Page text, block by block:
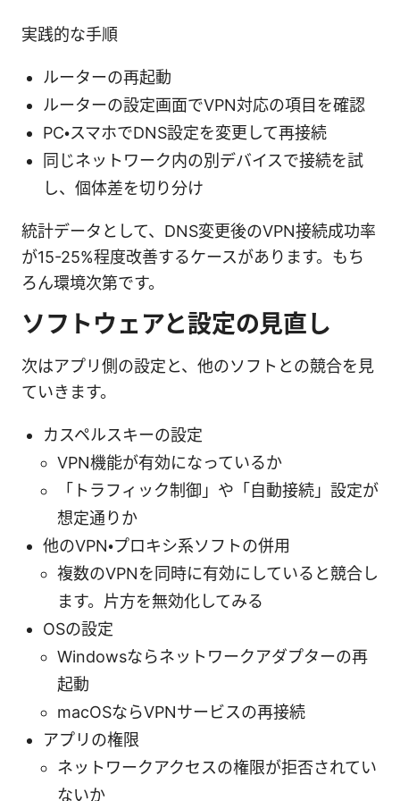
実践的な手順
ルーターの再起動
ルーターの設定画面でVPN対応の項目を確認
PC・スマホでDNS設定を変更して再接続
同じネットワーク内の別デバイスで接続を試
し、個体差を切り分け
統計データとして、DNS変更後のVPN接続成功率
が15-25%程度改善するケースがあります。もち
ろん環境次第です。
ソフトウェアと設定の見直し
次はアプリ側の設定と、他のソフトとの競合を見
ていきます。
カスペルスキーの設定
VPN機能が有効になっているか
「トラフィック制御」や「自動接続」設定が
想定通りか
他のVPN・プロキシ系ソフトの併用
複数のVPNを同時に有効にしていると競合し
ます。片方を無効化してみる
OSの設定
Windowsならネットワークアダプターの再
起動
macOSならVPNサービスの再接続
アプリの権限
ネットワークアクセスの権限が拒否されてい
ないか